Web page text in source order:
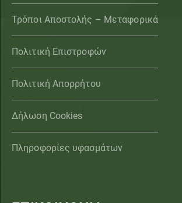
Τρόποι Αποστολής – Μεταφορικά
Πολιτική Επιστροφών
Πολιτική Απορρήτου
Δήλωση Cookies
Πληροφορίες υφασμάτων